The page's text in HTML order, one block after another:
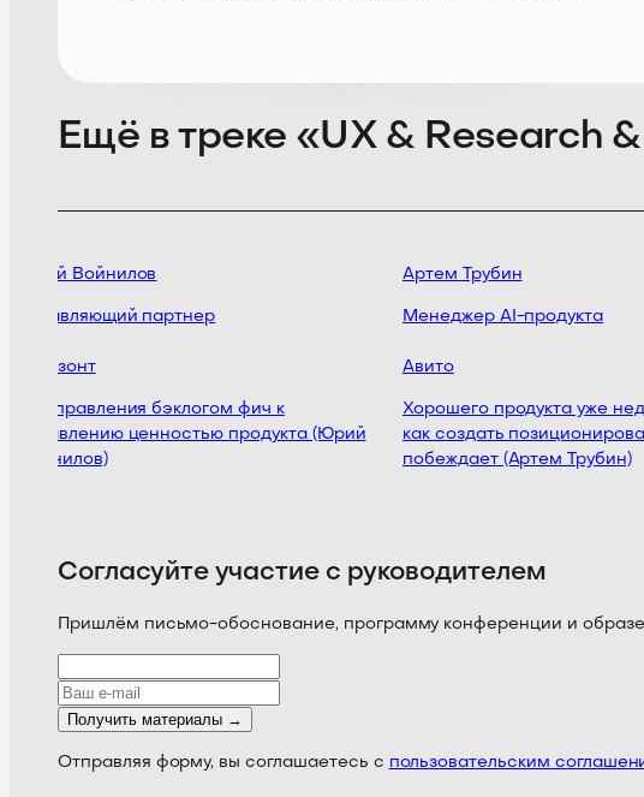
Ещё в треке «UX & Research
Юрий Войнилов
Управляющий партнер
Горизонт
От управления бэклогом фич к
управлению ценностью продукта (Юрий
Войнилов)
Артем Трубин
Менеджер AI-продукта
Авито
Хорошего продукта уже
как создать
побеждает (Артем Трубин)
Согласуйте участие с руководителем
Пришлём письмо-обоснование, программу конференции и
Получить материалы →
Отправляя форму, вы соглашаетесь с пользовательским